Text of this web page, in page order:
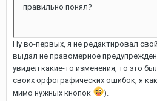
правильно понял?
Ну во-первых, я не редактировал
выдал не правомерное
увидел какие-то изменения, то это
своих орфографических ошибок, я
мимо нужных кнопок
).